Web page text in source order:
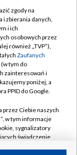
zgody na
i zbierania danych,
i ich
osobowych przez
również „TVP”),
Zaufanych
tym do
zainteresowań i
poniżej, a
PPID do Google.
przez Ciebie naszych
w tym informacje
sygnalizatory
świadczenie